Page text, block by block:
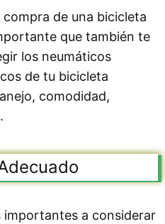
de una bicicleta
que también te
los neumáticos
de tu bicicleta
comodidad,
importantes a considerar